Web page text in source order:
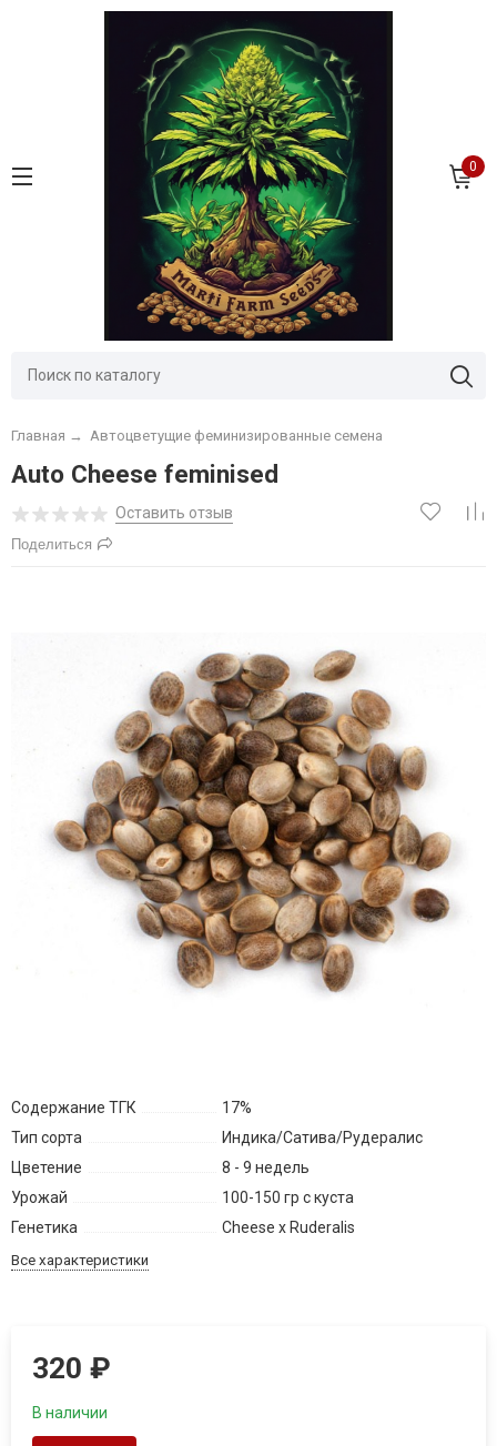
0
Главная → Автоцветущие феминизированные семена
Auto Cheese feminised
Оставить отзыв
Поделиться
Содержание ТГК
17%
Тип сорта
Индика/Сатива/Рудералис
Цветение
8 - 9 недель
Урожай
100-150 гр с куста
Генетика
Cheese x Ruderalis
Все характеристики
320₽
В наличии